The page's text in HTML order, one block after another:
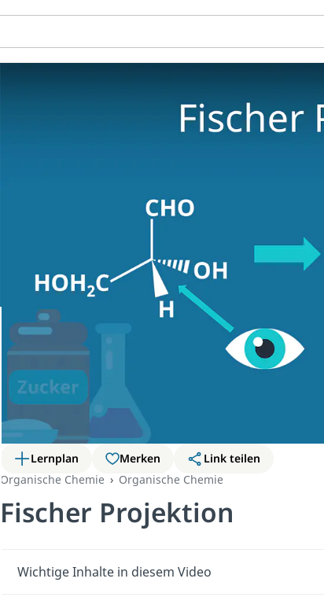
Lernplan Merken
Link teilen
Organische Chemie
Organische Chemie
Fischer Projektion
Wichtige Inhalte in diesem Video